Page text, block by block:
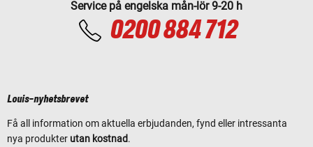
Service på engelska mån-lör 9-20 h
0200 884 712
Louis-nyhetsbrevet
Få all information om aktuella erbjudanden, fynd eller intressanta
nya produkter utan kostnad.